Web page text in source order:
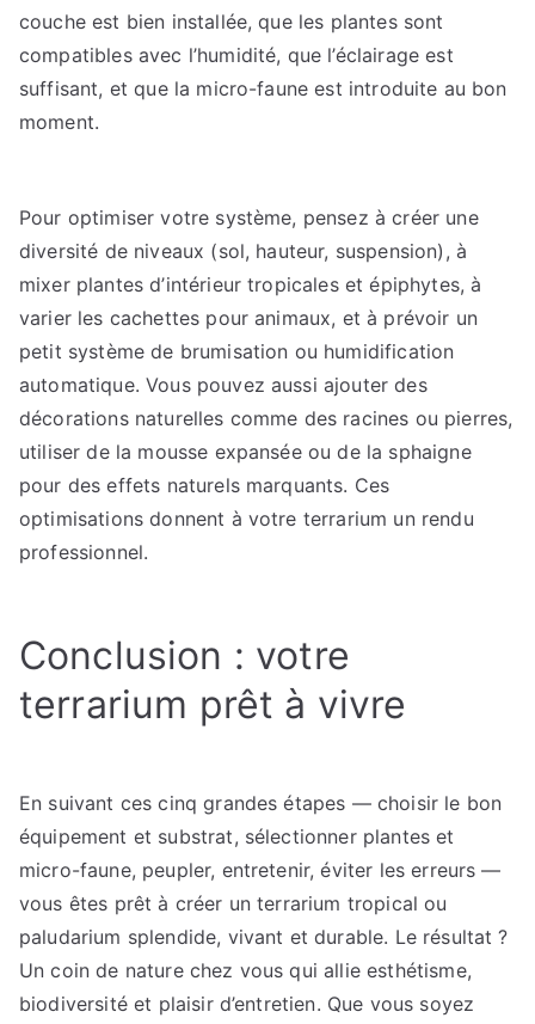
couche est bien installée, que les plantes sont
compatibles avec l’humidité, que l’éclairage est
suffisant, et que la micro-faune est introduite au bon
moment.
Pour optimiser votre système, pensez à créer une
diversité de niveaux (sol, hauteur, suspension), à
mixer plantes d’intérieur tropicales et épiphytes, à
varier les cachettes pour animaux, et à prévoir un
petit système de brumisation ou humidification
automatique. Vous pouvez aussi ajouter des
décorations naturelles comme des racines ou pierres,
utiliser de la mousse expansée ou de la sphaigne
pour des effets naturels marquants. Ces
optimisations donnent à votre terrarium un rendu
professionnel.
Conclusion : votre
terrarium prêt à vivre
En suivant ces cinq grandes étapes — choisir le bon
équipement et substrat, sélectionner plantes et
micro-faune, peupler, entretenir, éviter les erreurs —
vous êtes prêt à créer un terrarium tropical ou
paludarium splendide, vivant et durable. Le résultat ?
Un coin de nature chez vous qui allie esthétisme,
biodiversité et plaisir d’entretien. Que vous soyez